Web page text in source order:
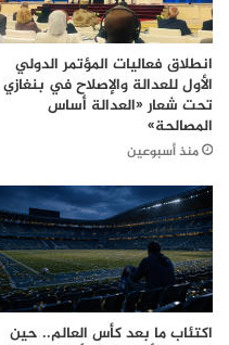
انطلاق فعاليات المؤتمر الدولي
الأول للعدالة والإصلاح في بنغازي
تحت شعار «العدالة أساس
المصالحة»
منذ أسبوعين
اكتئاب ما بعد كأس العالم.. حين